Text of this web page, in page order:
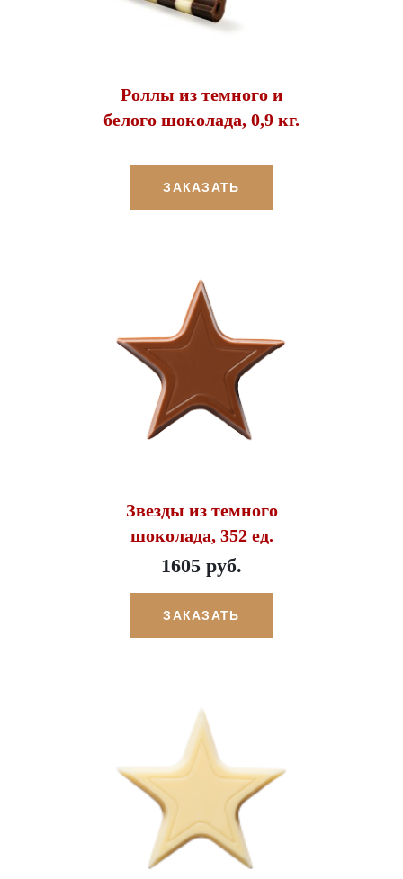
Роллы из темного и
белого шоколада, 0,9 кг.
ЗАКАЗАТЬ
Звезды из темного
шоколада, 352 ед.
1605 руб.
ЗАКАЗАТЬ